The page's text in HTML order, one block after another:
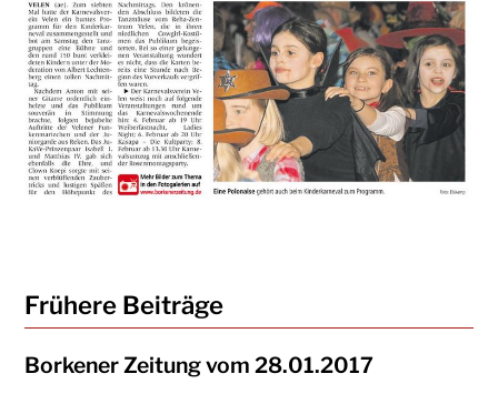
Frühere Beiträge
Borkener Zeitung vom 28.01.2017